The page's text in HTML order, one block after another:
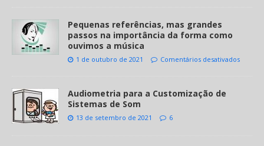
Pequenas referências, mas grandes
passos na importância da forma como
ouvimos a música
1 de outubro de 2021 Comentários desativados
Audiometria para a Customização de
Sistemas de Som
13 de setembro de 2021 6